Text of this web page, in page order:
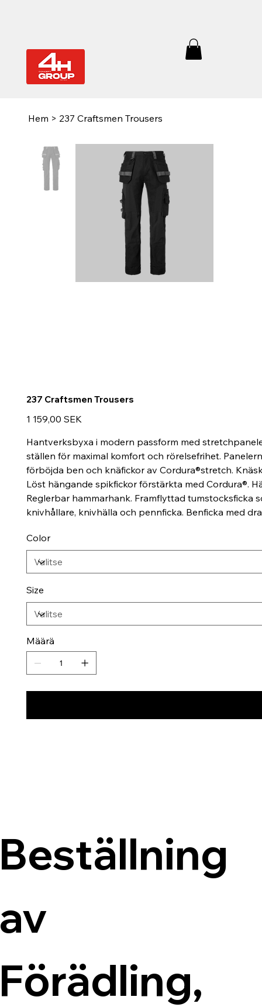
Hem > 237 Craftsmen Trousers
237 Craftsmen Trousers
Hinta
1 159,00 SEK
Hantverksbyxa i modern passform med
ställen för maximal komfort och rörelsefrihet.
förböjda ben och knäfickor av Cordura®stretch.
Löst hängande spikfickor förstärkta med Cordura®.
Reglerbar hammarhank. Framflyttad tumstocksficka
knivhållare, knivhälla och pennficka. Benficka med
Color
Size
Määrä